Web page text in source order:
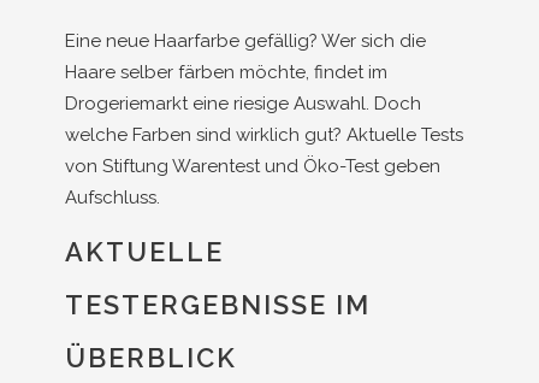
Eine neue Haarfarbe gefällig? Wer sich die
Haare selber färben möchte, findet im
Drogeriemarkt eine riesige Auswahl. Doch
welche Farben sind wirklich gut? Aktuelle Tests
von Stiftung Warentest und Öko-Test geben
Aufschluss.
AKTUELLE
TESTERGEBNISSE IM
ÜBERBLICK